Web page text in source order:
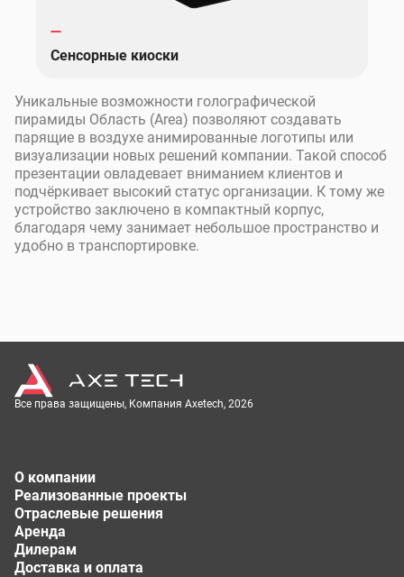
Сенсорные киоски
Уникальные возможности голографической
пирамиды Область (Area) позволяют создавать
парящие в воздухе анимированные логотипы или
визуализации новых решений компании. Такой способ
презентации овладевает вниманием клиентов и
подчёркивает высокий статус организации. К тому же
устройство заключено в компактный корпус,
благодаря чему занимает небольшое пространство и
удобно в транспортировке.
Все права защищены, Компания Axetech, 2026
О компании
Реализованные проекты
Отраслевые решения
Аренда
Дилерам
Доставка и оплата